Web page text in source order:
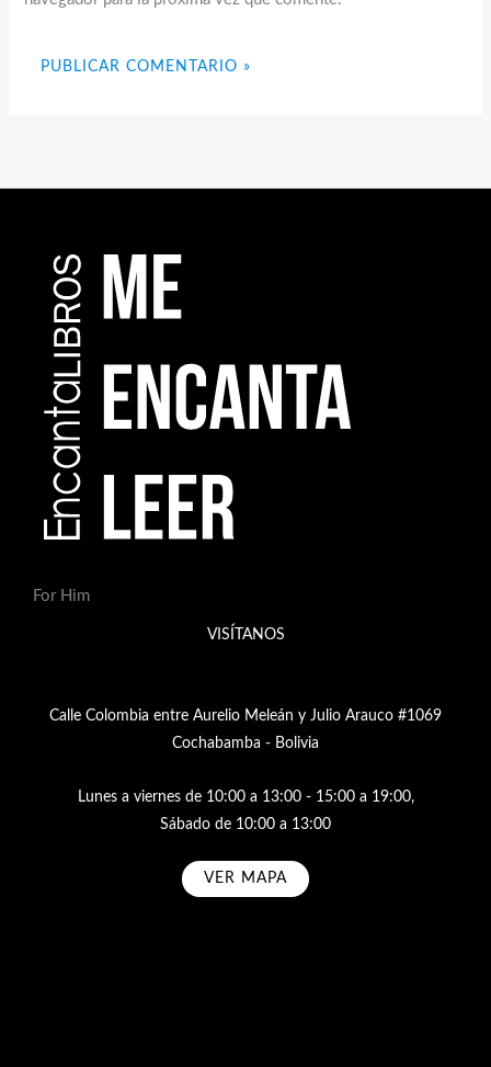
For Him
VISÍTANOS
Calle Colombia entre Aurelio Meleán y Julio Arauco #1069
Cochabamba - Bolivia
Lunes a viernes de 10:00 a 13:00 - 15:00 a 19:00,
Sábado de 10:00 a 13:00
VER MAPA